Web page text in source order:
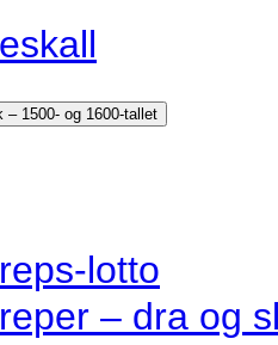
– 1500- og 1600-tallet
lotto
– dra og